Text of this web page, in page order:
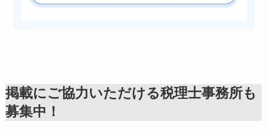
掲載にご協力いただける税理士事務所も
募集中！